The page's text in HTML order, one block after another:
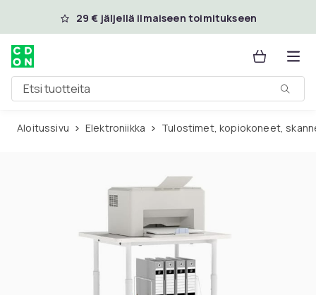
Ohita ja siirry pääsisältöön
29 € jäljellä ilmaiseen toimitukseen
Etsi tuotteita
Aloitussivu Elektroniikka Tulostimet, kopiokoneet,